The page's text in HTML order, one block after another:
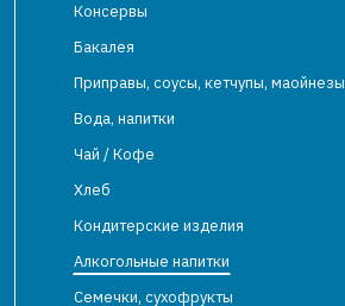
Консервы
Бакалея
Приправы, соусы, кетчупы, маойнезы
Вода, напитки
Чай / Кофе
Хлеб
Кондитерские изделия
Алкогольные напитки
Семечки, сухофрукты